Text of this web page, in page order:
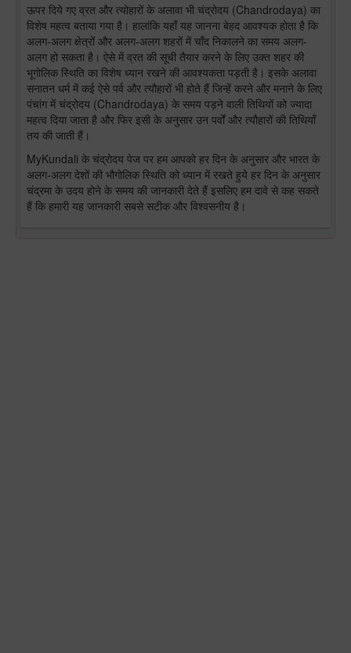
ऊपर दिये गए व्रत और त्योहारों के अलावा भी चंद्रोदय (Chandrodaya) का
विशेष महत्व बताया गया है। हालांकि यहाँ यह जानना बेहद आवश्यक होता है कि
अलग-अलग क्षेत्रों और अलग-अलग शहरों में चाँद निकालने का समय अलग-
अलग हो सकता है। ऐसे में व्रत की सूची तैयार करने के लिए उक्त शहर की
भूगोलिक स्थिति का विशेष ध्यान रखने की आवश्यकता पड़ती है। इसके अलावा
सनातन धर्म में कई ऐसे पर्व और त्यौहारों भी होते हैं जिन्हें करने और मनाने के लिए
पंचांग में चंद्रोदय (Chandrodaya) के समय पड़ने वाली तिथियों को ज्यादा
महत्व दिया जाता है और फिर इसी के अनुसार उन पर्वों और त्यौहारों की तिथियाँ
तय की जाती हैं।
MyKundali के चंद्रोदय पेज पर हम आपको हर दिन के अनुसार और भारत के
अलग-अलग देशों की भौगोलिक स्थिति को ध्यान में रखते हुये हर दिन के अनुसार
चंद्रमा के उदय होने के समय की जानकारी देते हैं इसलिए हम दावे से कह सकते
हैं कि हमारी यह जानकारी सबसे सटीक और विश्वसनीय है।